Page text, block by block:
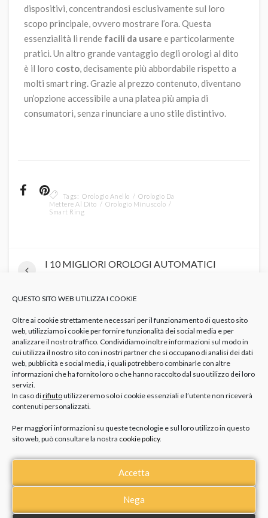
QUESTO SITO WEB UTILIZZA I COOKIE
Oltre ai cookie strettamente necessari per il funzionamento di questo sito
web, utilizziamo i cookie per fornire funzionalità dei social media e per
analizzare il nostro traffico. Condividiamo inoltre informazioni sul modo in
cui utilizza il nostro sito con i nostri partner che si occupano di analisi dei dati
web, pubblicità e social media, i quali potrebbero combinarle con altre
informazioni che ha fornito loro o che hanno raccolto dal suo utilizzo dei loro
servizi.
In caso dirifiutoutilizzeremo solo i cookie essenziali e l’utente non riceverà
contenuti personalizzati.
Per maggiori informazioni su queste tecnologie e sul loro utilizzo in questo
sito web, può consultare la nostra cookie policy.
Accetta
Nega
dispositivi, concentrandosi esclusivamente sul loro
scopo principale, ovvero mostrare l’ora. Questa
essenzialità li rende facili da usare e particolarmente
pratici. Un altro grande vantaggio degli orologi al dito
è il loro costo, decisamente più abbordabile rispetto a
molti smart ring. Grazie al prezzo contenuto, diventano
un’opzione accessibile a una platea più ampia di
consumatori, senza rinunciare a uno stile distintivo.
Tags: Orologio Anello
Orologio Da
Mettere Al Dito
Orologio Minuscolo
Smart Ring
I 10 MIGLIORI OROLOGI AUTOMATICI
Murph nel film “Interstellar” è un mito che
resiste al tempo
POTREBBE PIACERTI